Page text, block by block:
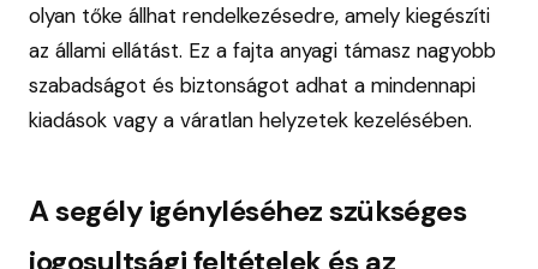
olyan tőke állhat rendelkezésedre, amely kiegészíti
az állami ellátást. Ez a fajta anyagi támasz nagyobb
szabadságot és biztonságot adhat a mindennapi
kiadások vagy a váratlan helyzetek kezelésében.
A segély igényléséhez szükséges
jogosultsági feltételek és az